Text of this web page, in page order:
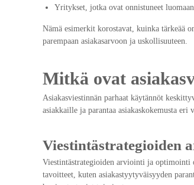
Yritykset, jotka ovat onnistuneet
Nämä esimerkit korostavat, kuinka tärkeää
parempaan asiakasarvoon ja uskollisuuteen.
Mitkä ovat
Asiakasviestinnän parhaat käytännöt
asiakkaille ja parantaa asiakaskokemusta eri
Viestintästrategioiden
Viestintästrategioiden arviointi ja optimointi
tavoitteet, kuten asiakastyytyväisyyden